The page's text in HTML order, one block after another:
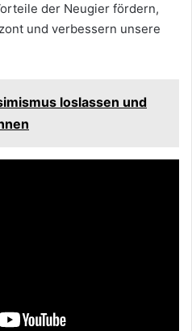
der Neugier fördern,
und verbessern unsere
loslassen und